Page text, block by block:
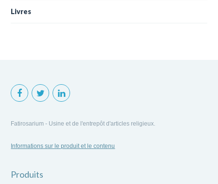
Livres
Fatirosarium - Usine et de l'entrepôt d'articles religieux.
Informations sur le produit et le contenu
Produits